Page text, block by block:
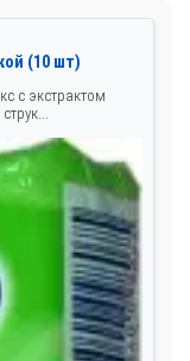
(10 шт)
с экстрактом